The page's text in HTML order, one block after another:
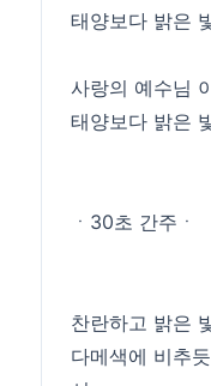
태양보다 밝은
사랑의 예수님
태양보다 밝은
ㆍ30초 간주ㆍ
찬란하고 밝은
다메색에 비추